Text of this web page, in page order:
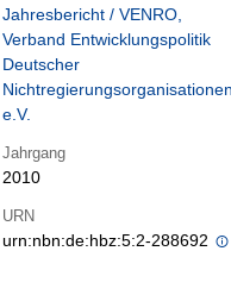
Jahresbericht / VENRO,
Verband Entwicklungspolitik
Deutscher
e.V.
Jahrgang
2010
URN
urn:nbn:de:hbz:5:2-288692